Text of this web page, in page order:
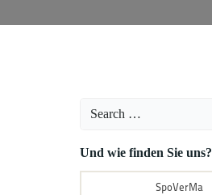
Search
Und wie finden Sie uns?